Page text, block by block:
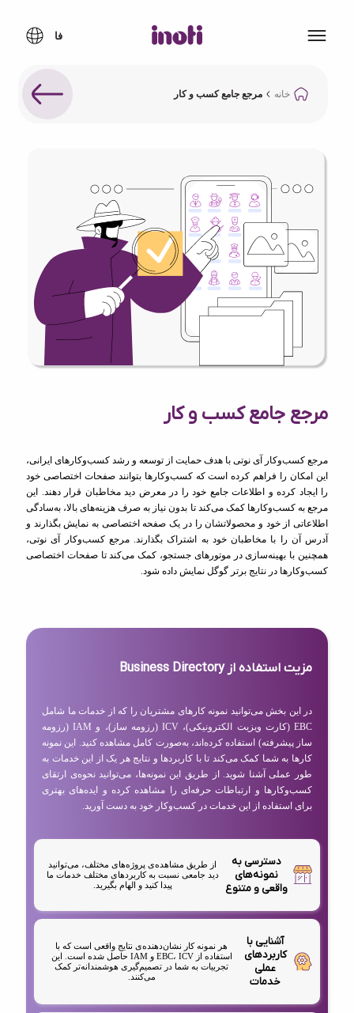
خانه مرجع جامع کسب و کار
مرجع جامع کسب و کار
مرجع کسب‌وکار آی نوتی با هدف حمایت از توسعه و رشد کسب‌وکارهای ایرانی،
این امکان را فراهم کرده است که کسب‌وکارها بتوانند صفحات اختصاصی خود
را ایجاد کرده و اطلاعات جامع خود را در معرض دید مخاطبان قرار دهند. این
مرجع به کسب‌وکارها کمک می‌کند تا بدون نیاز به صرف هزینه‌های بالا، به‌سادگی
اطلاعاتی از خود و محصولاتشان را در یک صفحه اختصاصی به نمایش بگذارند و
آدرس آن را با مخاطبان خود به اشتراک بگذارند. مرجع کسب‌وکار آی نوتی،
همچنین با بهینه‌سازی در موتورهای جستجو، کمک می‌کند تا صفحات اختصاصی
کسب‌وکارها در نتایج برتر گوگل نمایش داده شود.
مزیت استفاده از Business Directory
در این بخش می‌توانید نمونه کارهای مشتریان را که از خدمات ما شامل
EBC (کارت ویزیت الکترونیکی)، ICV (رزومه ساز)، و IAM (رزومه
ساز پیشرفته) استفاده کرده‌اند، به‌صورت کامل مشاهده کنید. این نمونه
کارها به شما کمک می‌کند تا با کاربردها و نتایج هر یک از این خدمات به
طور عملی آشنا شوید. از طریق این نمونه‌ها، می‌توانید نحوه‌ی ارتقای
کسب‌وکارها و ارتباطات حرفه‌ای را مشاهده کرده و ایده‌های بهتری
برای استفاده از این خدمات در کسب‌وکار خود به دست آورید.
دسترسی به
نمونه‌های
واقعی و متنوع
از طریق مشاهده‌ی پروژه‌های مختلف، می‌توانید
دید جامعی نسبت به کاربردهای مختلف خدمات ما
پیدا کنید و الهام بگیرید.
آشنایی با
کاربردهای
عملی
خدمات
هر نمونه کار نشان‌دهنده‌ی نتایج واقعی است که با
استفاده از EBC، ICV و IAM حاصل شده است. این
تجربیات به شما در تصمیم‌گیری هوشمندانه‌تر کمک
می‌کنند.